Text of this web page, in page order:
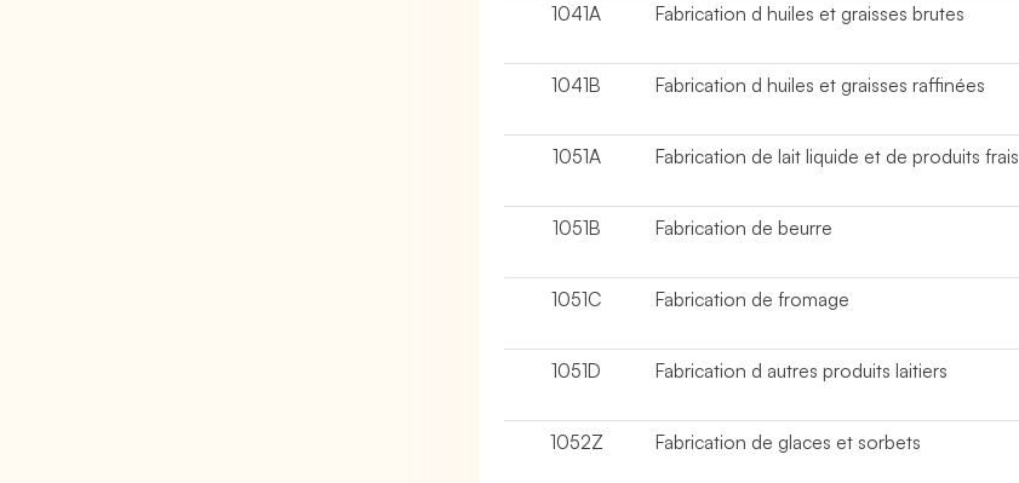
1041A
Fabrication d huiles et graisses brutes
1041B
Fabrication d huiles et graisses raffinées
1051A
Fabrication de lait liquide et de produits frais
1051B
Fabrication de beurre
1051C
Fabrication de fromage
1051D
Fabrication d autres produits laitiers
1052Z
Fabrication de glaces et sorbets